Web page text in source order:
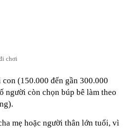
chơi
(150.000 đến gần 300.000
người còn chọn búp bê làm theo
mẹ hoặc người thân lớn tuổi, vì